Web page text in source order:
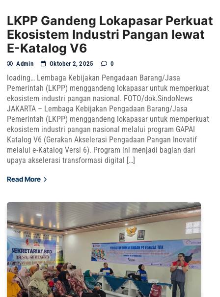
LKPP Gandeng Lokapasar Perkuat
Ekosistem Industri Pangan lewat
E-Katalog V6
Admin Oktober 2, 2025 0
loading… Lembaga Kebijakan Pengadaan Barang/Jasa
Pemerintah (LKPP) menggandeng lokapasar untuk memperkuat
ekosistem industri pangan nasional. FOTO/dok.SindoNews
JAKARTA – Lembaga Kebijakan Pengadaan Barang/Jasa
Pemerintah (LKPP) menggandeng lokapasar untuk memperkuat
ekosistem industri pangan nasional melalui program GAPAI
Katalog V6 (Gerakan Akselerasi Pengadaan Pangan Inovatif
melalui e-Katalog Versi 6). Program ini menjadi bagian dari
upaya akselerasi transformasi digital […]
Read More